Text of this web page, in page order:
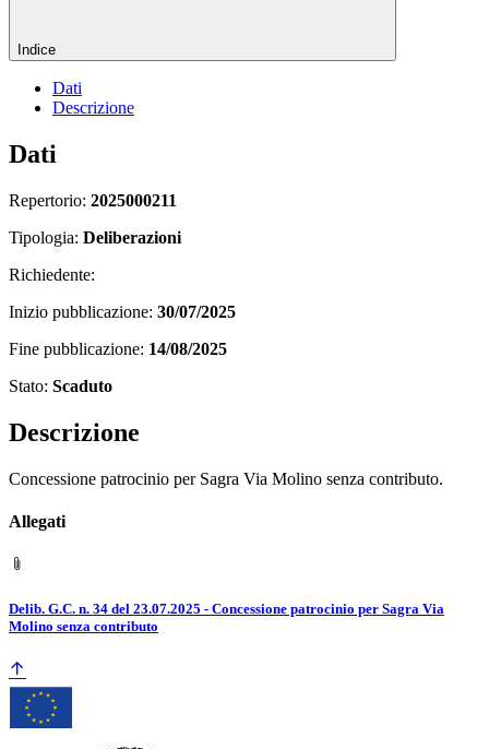
Indice
Dati
Descrizione
Dati
Repertorio: 2025000211
Tipologia: Deliberazioni
Richiedente:
Inizio pubblicazione: 30/07/2025
Fine pubblicazione: 14/08/2025
Stato: Scaduto
Descrizione
Concessione patrocinio per Sagra Via Molino senza contributo.
Allegati
Delib. G.C. n. 34 del 23.07.2025 - Concessione patrocinio per Sagra Via
Molino senza contributo